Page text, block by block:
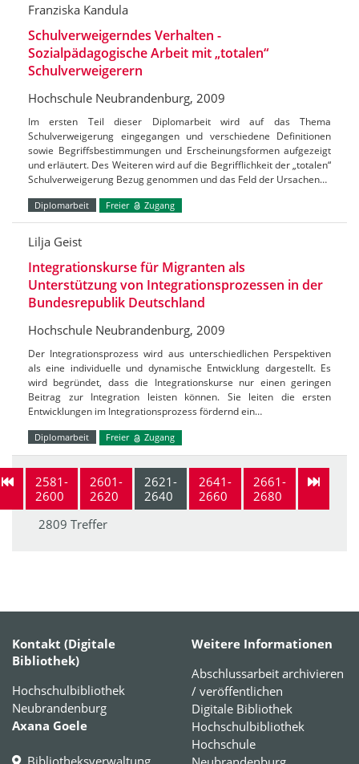
Franziska Kandula
Schulverweigerndes Verhalten -
Sozialpädagogische Arbeit mit „totalen“
Schulverweigerern
Hochschule Neubrandenburg, 2009
Im ersten Teil dieser Diplomarbeit wird auf das Thema
Schulverweigerung eingegangen und verschiedene Definitionen
sowie Begriffsbestimmungen und Erscheinungsformen aufgezeigt
und erläutert. Des Weiteren wird auf die Begrifflichkeit der „totalen“
Schulverweigerung Bezug genommen und das Feld der Ursachen…
Diplomarbeit Freier Zugang
Lilja Geist
Integrationskurse für Migranten als
Unterstützung von Integrationsprozessen in der
Bundesrepublik Deutschland
Hochschule Neubrandenburg, 2009
Der Integrationsprozess wird aus unterschiedlichen Perspektiven
als eine individuelle und dynamische Entwicklung dargestellt. Es
wird begründet, dass die Integrationskurse nur einen geringen
Beitrag zur Integration leisten können. Sie leiten die ersten
Entwicklungen im Integrationsprozess fördernd ein…
Diplomarbeit Freier Zugang
2581-
2600
2601-
2620
2621-
2640
2641-
2660
2661-
2680
2809 Treffer
Kontakt (Digitale
Bibliothek)
Hochschulbibliothek
Neubrandenburg
Axana Goele
Bibliotheksverwaltung
Weitere Informationen
Abschlussarbeit archivieren
/ veröffentlichen
Digitale Bibliothek
Hochschulbibliothek
Hochschule